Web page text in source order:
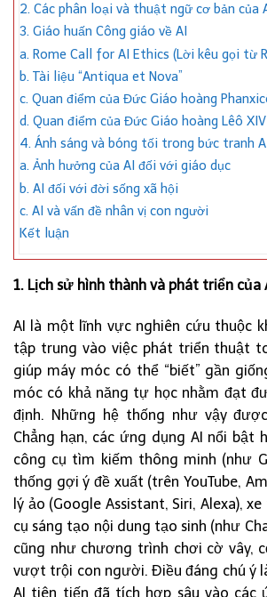
2. Các phân loại và thuật ngữ cơ bản của
3. Giáo huấn Công giáo về AI
a. Rome Call for AI Ethics (Lời kêu gọi từ
b. Tài liệu “Antiqua et Nova”
c. Quan điểm của Đức Giáo hoàng
d. Quan điểm của Đức Giáo hoàng Lêô
4. Ánh sáng và bóng tối trong bức tranh
a. Ảnh hưởng của AI đối với giáo dục
b. AI đối với đời sống xã hội
c. AI và vấn đề nhân vị con người
Kết luận
1. Lịch sử hình thành và phát triển của
AI là một lĩnh vực nghiên cứu thuộc
tập trung vào việc phát triển thuật
giúp máy móc có thể “biết” gần
móc có khả năng tự học nhằm đạt
định. Những hệ thống như vậy
Chẳng hạn, các ứng dụng AI nổi bật
công cụ tìm kiếm thông minh (như
thống gợi ý đề xuất (trên YouTube,
lý ảo (Google Assistant, Siri, Alexa),
cụ sáng tạo nội dung tạo sinh (như
cũng như chương trình chơi cờ vây,
vượt trội con người. Điều đáng chú ý
AI tiên tiến đã tích hợp sâu vào các